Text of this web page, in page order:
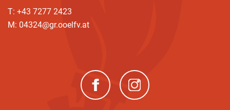
T: +43 7277 2423
M: 04324@gr.ooelfv.at
(neues Fenster)(neues Fenster)